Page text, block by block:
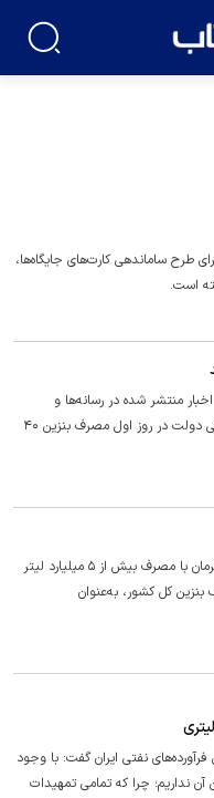
طرح ساماندهی کارت‌های جایگاه‌ها،
منتشر شده در رسانه‌ها و
اظهارنظرهایی مبنی بر اینکه پس از اجرای طرح بنزینی دولت در روز اول مصرف بنزین ۴۰
استان‌های تهران، خراسان رضوی، فارس، اصفهان و کرمان با مصرف بیش از ۵ میلیارد لیتر
۴۰ درصدی از مصرف بنزین کل کشور، به‌عنوان
نفتی ایران گفت: با وجود
آن نداریم؛ چرا که تمامی تمهیدات